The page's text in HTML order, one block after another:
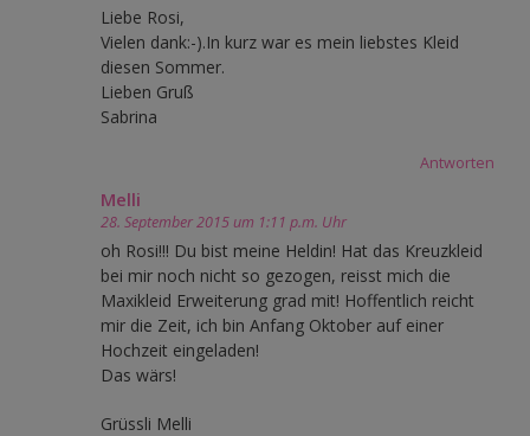
Liebe Rosi,
Vielen dank:-).In kurz war es mein liebstes Kleid
diesen Sommer.
Lieben Gruß
Sabrina
Antworten
Melli
28. September 2015 um 1:11 p.m. Uhr
oh Rosi!!! Du bist meine Heldin! Hat das Kreuzkleid
bei mir noch nicht so gezogen, reisst mich die
Maxikleid Erweiterung grad mit! Hoffentlich reicht
mir die Zeit, ich bin Anfang Oktober auf einer
Hochzeit eingeladen!
Das wärs!
Grüssli Melli